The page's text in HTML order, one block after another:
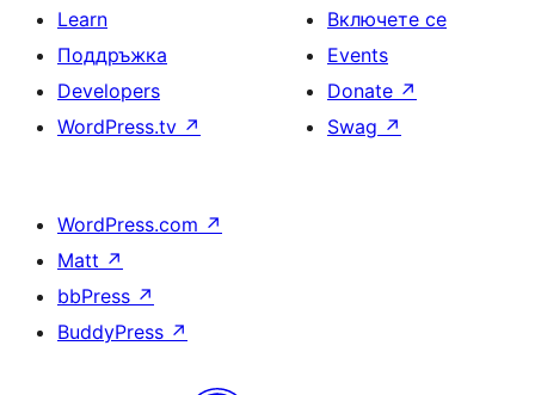
Learn
Поддръжка
Developers
WordPress.tv ↗
Включете се
Events
Donate ↗
Swag ↗
WordPress.com ↗
Matt ↗
bbPress ↗
BuddyPress ↗